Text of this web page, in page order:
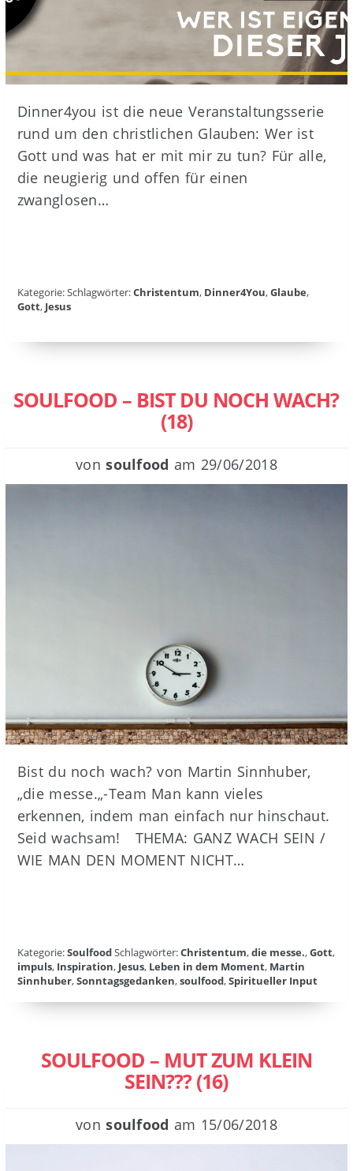
Dinner4you ist die neue Veranstaltungsserie
rund um den christlichen Glauben: Wer ist
Gott und was hat er mit mir zu tun? Für alle,
die neugierig und offen für einen
zwanglosen…
Kategorie: Schlagwörter:Christentum, Dinner4You,Glaube,
Gott, Jesus
SOULFOOD – BIST DU NOCH WACH?
(18)
vonsoulfood am 29/06/2018
Bist du noch wach? von Martin Sinnhuber,
„die messe.„-Team Man kann vieles
erkennen, indem man einfach nur hinschaut.
Seid wachsam! THEMA: GANZ WACH SEIN /
WIE MAN DEN MOMENT NICHT…
Kategorie:SoulfoodSchlagwörter:Christentum,die messe.,Gott,
impuls, Inspiration, Jesus, Leben in dem Moment, Martin
Sinnhuber,Sonntagsgedanken,soulfood,Spiritueller Input
SOULFOOD – MUT ZUM KLEIN
SEIN??? (16)
vonsoulfood am 15/06/2018